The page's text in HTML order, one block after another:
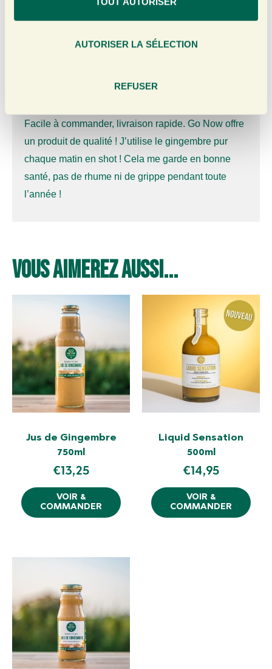
e
AUTORISER LA SÉLECTION
REFUSER
toujours effectuées correctement et gérées de
manière professionnelle.
Facile à commander, livraison rapide. Go Now offre
un produit de qualité ! J’utilise le gingembre pur
chaque matin en shot ! Cela me garde en bonne
santé, pas de rhume ni de grippe pendant toute
l’année !
Vous aimerez aussi...
Jus de Gingembre
750ml
€13,25
VOIR &
COMMANDER
Liquid Sensation
500ml
€14,95
VOIR &
COMMANDER